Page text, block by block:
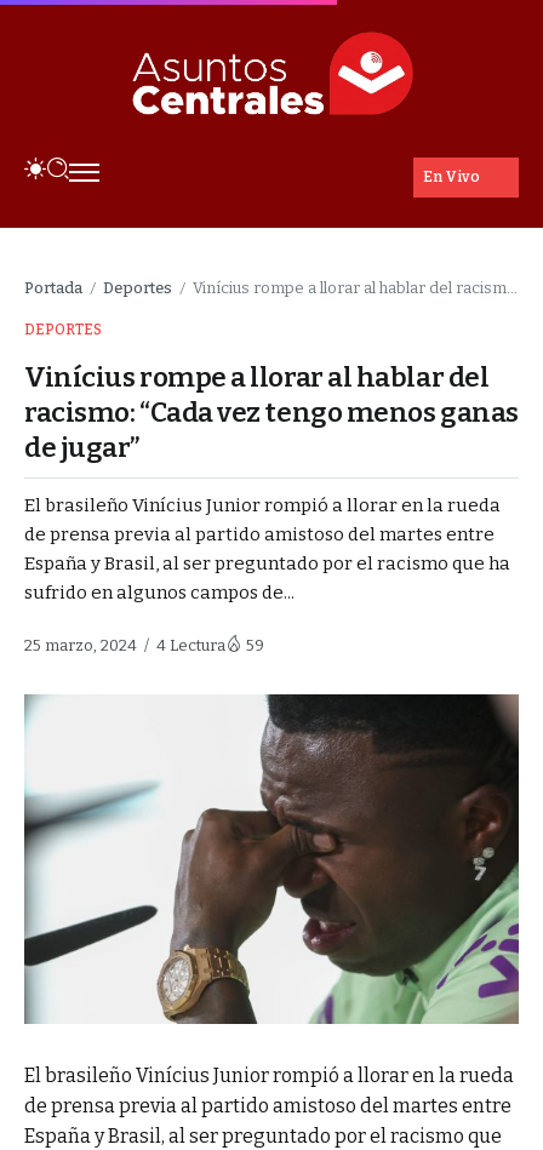
Portada / Deportes / Vinícius rompe a llorar al hablar del racismo: “Cada vez tengo menos ganas de jugar”
DEPORTES
Vinícius rompe a llorar al hablar del
racismo: “Cada vez tengo menos ganas
de jugar”
El brasileño Vinícius Junior rompió a llorar en la rueda
de prensa previa al partido amistoso del martes entre
España y Brasil, al ser preguntado por el racismo que ha
sufrido en algunos campos de...
25 marzo, 2024 4 Lectura 59
El brasileño Vinícius Junior rompió a llorar en la rueda
de prensa previa al partido amistoso del martes entre
España y Brasil, al ser preguntado por el racismo que